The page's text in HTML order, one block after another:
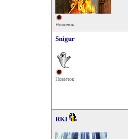
Новичок
Snigur
Новичок
RKI